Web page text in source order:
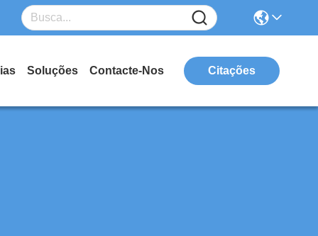
Soluções Contacte-Nos Citações